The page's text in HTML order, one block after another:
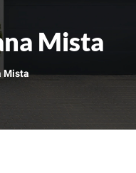
Mista
Mista